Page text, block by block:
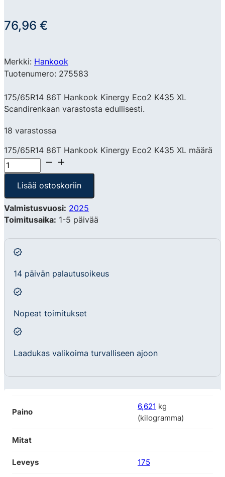
76,96 €
Merkki: Hankook
Tuotenumero: 275583
175/65R14 86T Hankook Kinergy Eco2 K435 XL
Scandirenkaan varastosta edullisesti.
18 varastossa
175/65R14 86T Hankook Kinergy Eco2 K435 XL määrä
Lisää ostoskoriin
Valmistusvuosi: 2025
Toimitusaika: 1-5 päivää
14 päivän palautusoikeus
Nopeat toimitukset
Laadukas valikoima turvalliseen ajoon
Paino
6,621 kg
(kilogramma)
Mitat
Leveys 175